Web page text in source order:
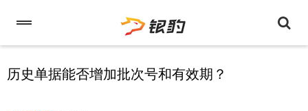
历史单据能否增加批次号和有效期？